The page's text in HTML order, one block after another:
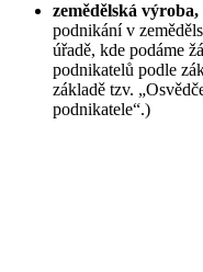
zemědělská
podnikání v
úřadě, kde podáme
podnikatelů podle
základě tzv.
podnikatele“.)